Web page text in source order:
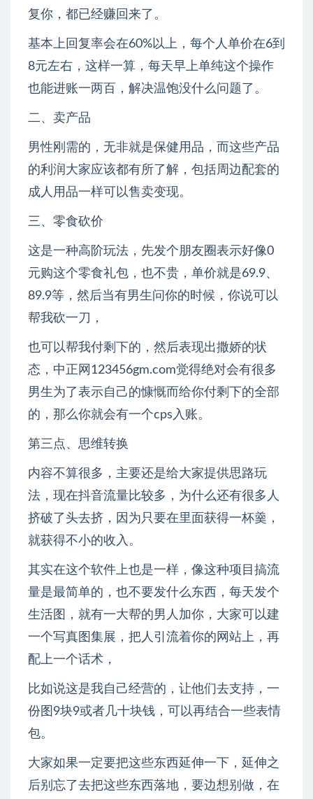
复你，都已经赚回来了。
基本上回复率会在60%以上，每个人单价在6到
8元左右，这样一算，每天早上单纯这个操作
也能进账一两百，解决温饱没什么问题了。
二、卖产品
男性刚需的，无非就是保健用品，而这些产品
的利润大家应该都有所了解，包括周边配套的
成人用品一样可以售卖变现。
三、零食砍价
这是一种高阶玩法，先发个朋友圈表示好像0
元购这个零食礼包，也不贵，单价就是69.9、
89.9等，然后当有男生问你的时候，你说可以
帮我砍一刀，
也可以帮我付剩下的，然后表现出撒娇的状
态，中正网123456gm.com觉得绝对会有很多
男生为了表示自己的慷慨而给你付剩下的全部
的，那么你就会有一个cps入账。
第三点、思维转换
内容不算很多，主要还是给大家提供思路玩
法，现在抖音流量比较多，为什么还有很多人
挤破了头去挤，因为只要在里面获得一杯羹，
就获得不小的收入。
其实在这个软件上也是一样，像这种项目搞流
量是最简单的，也不要发什么东西，每天发个
生活图，就有一大帮的男人加你，大家可以建
一个写真图集展，把人引流着你的网站上，再
配上一个话术，
比如说这是我自己经营的，让他们去支持，一
份图9块9或者几十块钱，可以再结合一些表情
包。
大家如果一定要把这些东西延伸一下，延伸之
后别忘了去把这些东西落地，要边想别做，在